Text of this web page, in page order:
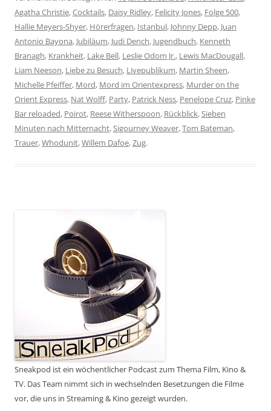
Agatha Christie,Cocktails, Daisy Ridley, Felicity Jones, Folge 500,
Hallie Meyers-Shyer, Hörerfragen, Istanbul, Johnny Depp, Juan
Antonio Bayona, Jubiläum, Judi Dench, Jugendbuch, Kenneth
Branagh, Krankheit, Lake Bell, Leslie Odom Jr., Lewis MacDougall,
Liam Neeson, Liebe zu Besuch, Livepublikum, Martin Sheen,
Michelle Pfeiffer, Mord, Mord im Orientexpress, Murder on the
Orient Express, Nat Wolff, Party, Patrick Ness, Penelope Cruz, Pinke
Bar reloaded, Poirot, Reese Witherspoon, Rückblick,Sieben
Minuten nach Mitternacht,Sigourney Weaver,Tom Bateman,
Trauer,Whodunit,Willem Dafoe,Zug.
Sneakpod ist ein wöchentlicher Podcast zum Thema Film, Kino &
TV. Das Team nimmt sich in wechselnden Besetzungen die Filme
vor, die uns in Streaming & Kino gezeigt wurden.